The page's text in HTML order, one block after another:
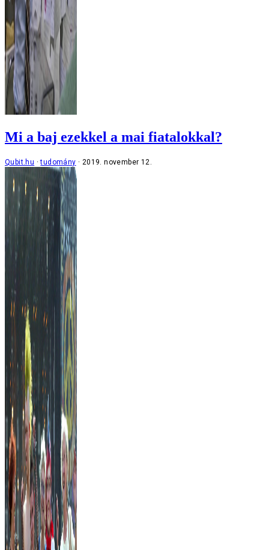
Mi a baj ezekkel a mai fiatalokkal?
Qubit.hu tudomány 2019. november 12.